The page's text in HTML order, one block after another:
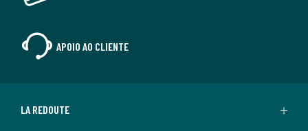
APOIO AO CLIENTE
LA REDOUTE